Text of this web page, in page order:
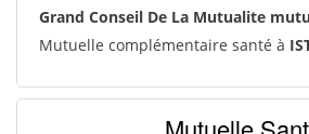
Grand Conseil De La Mutualite
Mutuelle complémentaire santé à